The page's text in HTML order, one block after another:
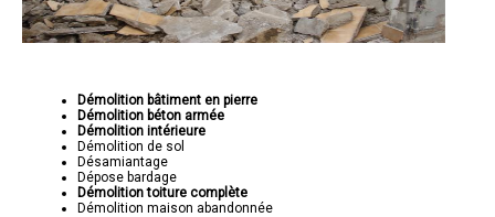
Démolition bâtiment en pierre
Démolition béton armée
Démolition intérieure
Démolition de sol
Désamiantage
Dépose bardage
Démolition toiture complète
Démolition maison abandonnée